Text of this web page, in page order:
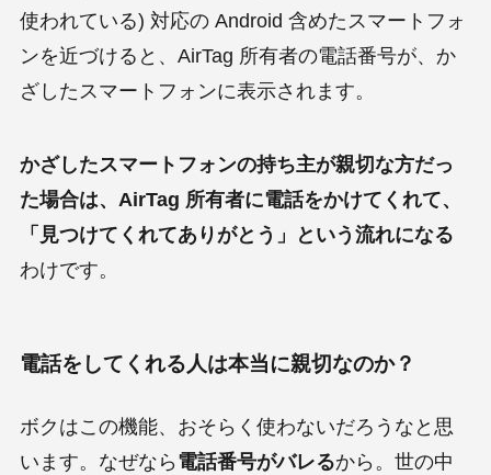
使われている) 対応の Android 含めたスマートフォ
ンを近づけると、AirTag 所有者の電話番号が、か
ざしたスマートフォンに表示されます。
かざしたスマートフォンの持ち主が親切な方だっ
た場合は、AirTag 所有者に電話をかけてくれて、
「見つけてくれてありがとう」という流れになる
わけです。
電話をしてくれる人は本当に親切なのか？
ボクはこの機能、おそらく使わないだろうなと思
います。なぜなら 電話番号がバレるから。世の中